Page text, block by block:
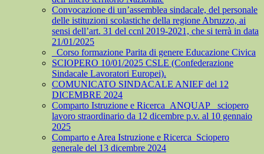
Convocazione di un’assemblea sindacale, del personale
delle istituzioni scolastiche della regione Abruzzo, ai
sensi dell’art. 31 del ccnl 2019-2021, che si terrà in data
21/01/2025
_Corso formazione Parita di genere Educazione Civica
SCIOPERO 10/01/2025 CSLE (Confederazione
Sindacale Lavoratori Europei).
COMUNICATO SINDACALE ANIEF del 12
DICEMBRE 2024
Comparto Istruzione e Ricerca_ANQUAP_ sciopero
lavoro straordinario da 12 dicembre p.v. al 10 gennaio
2025
Comparto e Area Istruzione e Ricerca_Sciopero
generale del 13 dicembre 2024